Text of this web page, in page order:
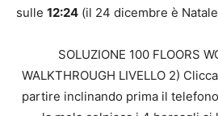
sulle 12:24 (il 24 dicembre è
SOLUZIONE 100 FLOORS
WALKTHROUGH LIVELLO 2)
partire inclinando prima il